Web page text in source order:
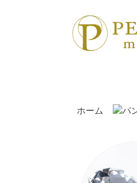
ホーム